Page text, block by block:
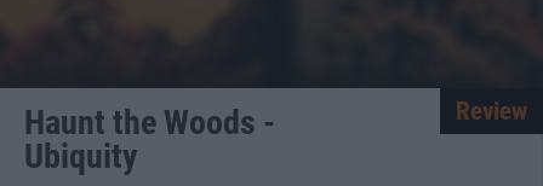
Haunt the Woods -
Ubiquity
Review